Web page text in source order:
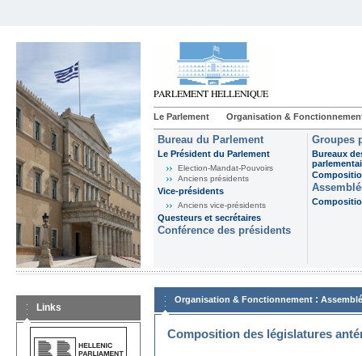
Le Parlement Organisation &
Bureau du Parlement
Le Président du Parlement
Election-Mandat-Pouvoirs
Anciens présidents
Vice-présidents
Anciens vice-présidents
Questeurs et secrétaires
Conférence des présidents
Groupes
Bureaux
Links
Organisation & Fonctionnement :
Composition des législatures